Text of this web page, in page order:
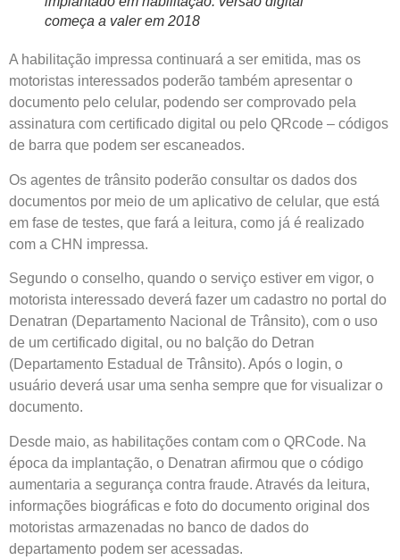
começa a valer em 2018
A habilitação impressa continuará a ser emitida, mas os
motoristas interessados poderão também apresentar o
documento pelo celular, podendo ser comprovado pela
assinatura com certificado digital ou pelo QRcode – códigos
de barra que podem ser escaneados.
Os agentes de trânsito poderão consultar os dados dos
documentos por meio de um aplicativo de celular, que está
em fase de testes, que fará a leitura, como já é realizado
com a CHN impressa.
Segundo o conselho, quando o serviço estiver em vigor, o
motorista interessado deverá fazer um cadastro no portal do
Denatran (Departamento Nacional de Trânsito), com o uso
de um certificado digital, ou no balção do Detran
(Departamento Estadual de Trânsito). Após o login, o
usuário deverá usar uma senha sempre que for visualizar o
documento.
Desde maio, as habilitações contam com o QRCode. Na
época da implantação, o Denatran afirmou que o código
aumentaria a segurança contra fraude. Através da leitura,
informações biográficas e foto do documento original dos
motoristas armazenadas no banco de dados do
departamento podem ser acessadas.